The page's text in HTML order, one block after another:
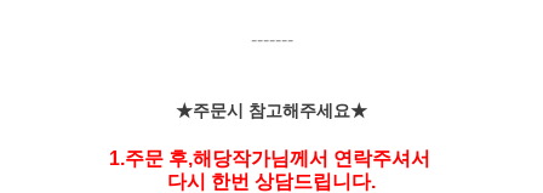
-------
★주문시 참고해주세요★
1.주문 후,해당작가님께서 연락주셔서
다시 한번 상담드립니다.